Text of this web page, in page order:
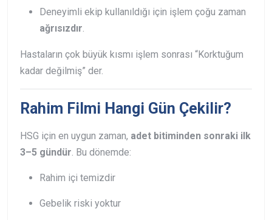
Deneyimli ekip kullanıldığı için işlem çoğu zaman
ağrısızdır.
Hastaların çok büyük kısmı işlem sonrası “Korktuğum
kadar değilmiş” der.
Rahim Filmi Hangi Gün Çekilir?
HSG için en uygun zaman, adet bitiminden sonraki ilk
3–5 gündür. Bu dönemde:
Rahim içi temizdir
Gebelik riski yoktur